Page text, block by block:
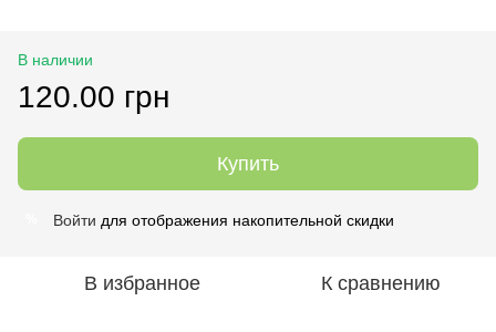
В наличии
120.00 грн
Купить
Войти для отображения накопительной скидки
В избранное К сравнению